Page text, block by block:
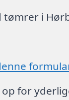
i
op for